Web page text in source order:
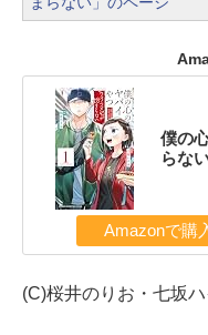
僕の
らな
Amazonで購
(C)桜井のりお・七坂